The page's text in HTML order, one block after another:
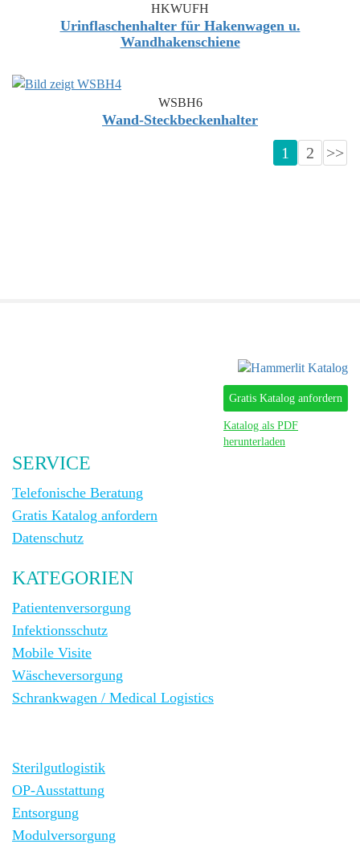
HKWUFH
Urinflaschenhalter für Hakenwagen u.
Wandhakenschiene
WSBH6
Wand-Steckbeckenhalter
1 2 >>
Gratis Katalog anfordern
Katalog als PDF
herunterladen
SERVICE
Telefonische Beratung
Gratis Katalog anfordern
Datenschutz
KATEGORIEN
Patientenversorgung
Infektionsschutz
Mobile Visite
Wäscheversorgung
Schrankwagen / Medical Logistics
Sterilgutlogistik
OP-Ausstattung
Entsorgung
Modulversorgung